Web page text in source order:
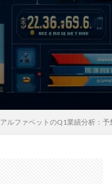
アルファベットのQ1業績分析：